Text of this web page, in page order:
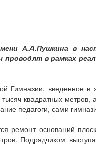
А.А.Пушкина в
в рамках
Гимназии, введенное
квадратных
педагоги, сами
ремонт оснований
Подрядчиком